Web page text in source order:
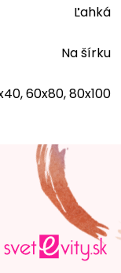
Ľahká
Na šírku
60x80, 80x100